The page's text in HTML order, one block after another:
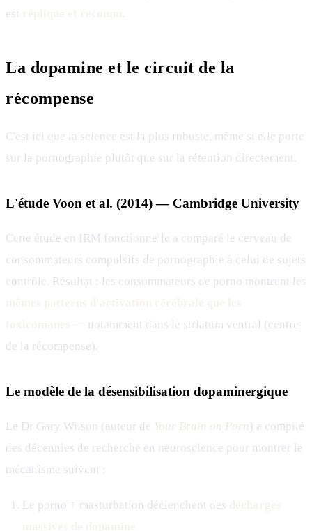
est
.
La dopamine et le circuit de la
récompense
C'est ici que la science est la plus robuste, même si elle porte
sur la pornographie plutôt que sur la rétention directement.
L'étude Voon et al. (2014) — Cambridge University
Cette étude en IRM fonctionnelle a comparé le cerveau de
consommateurs compulsifs de pornographie à celui de sujets
contrôle. Résultat : les consommateurs de porno montrent les
— notamment dans le striatum ventral (centre
de la récompense).
Le modèle de la désensibilisation dopaminergique
Le Dr Gary Wilson (auteur de Your Brain on Porn ) a compilé
des décennies de recherche en neuroscience pour montrer le
mécanisme suivant :
Le porno + masturbation déclenchent des